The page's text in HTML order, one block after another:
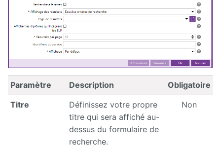
Releases
Paramètre Description
Obligatoire
Titre
Définissez votre propre
titre qui sera affiché au-
dessus du formulaire de
recherche.
Non